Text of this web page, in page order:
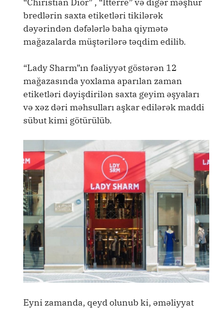
“Chiristian Dior” , “İtterre” və digər məşhur
bredlərin saxta etiketləri tikilərək
dəyərindən dəfələrlə baha qiymətə
mağazalarda müştərilərə təqdim edilib.
“Lady Sharm”ın fəaliyyət göstərən 12
mağazasında yoxlama aparılan zaman
etiketləri dəyişdirilən saxta geyim əşyaları
və xəz dəri məhsulları aşkar edilərək maddi
sübut kimi götürülüb.
Eyni zamanda, qeyd olunub ki, əməliyyat